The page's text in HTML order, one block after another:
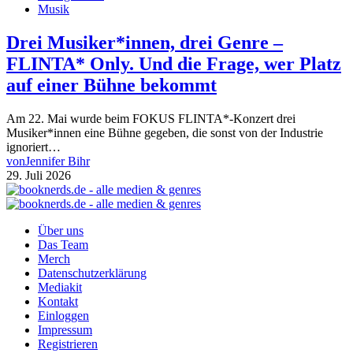
Musik
Drei Musiker*innen, drei Genre –
FLINTA* Only. Und die Frage, wer Platz
auf einer Bühne bekommt
Am 22. Mai wurde beim FOKUS FLINTA*-Konzert drei
Musiker*innen eine Bühne gegeben, die sonst von der Industrie
ignoriert…
vonJennifer Bihr
29. Juli 2026
Über uns
Das Team
Merch
Datenschutzerklärung
Mediakit
Kontakt
Einloggen
Impressum
Registrieren